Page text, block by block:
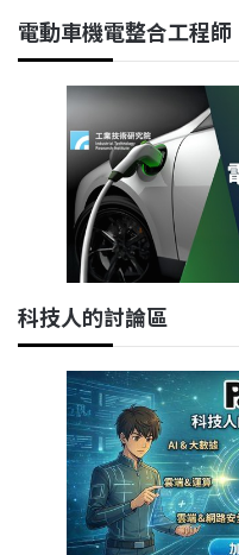
電動車機電整合工程師
科技人的討論區